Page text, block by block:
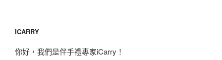
ICARRY
你好，我們是伴手禮專家iCarry！